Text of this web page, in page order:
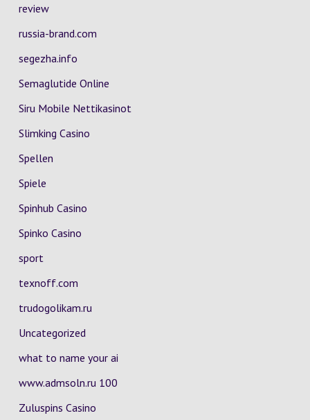
review
russia-brand.com
segezha.info
Semaglutide Online
Siru Mobile Nettikasinot
Slimking Casino
Spellen
Spiele
Spinhub Casino
Spinko Casino
sport
texnoff.com
trudogolikam.ru
Uncategorized
what to name your ai
www.admsoln.ru 100
Zuluspins Casino